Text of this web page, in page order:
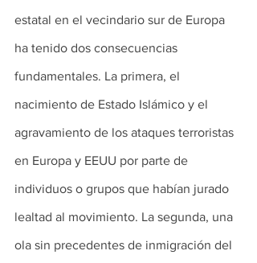
estatal en el vecindario sur de Europa
ha tenido dos consecuencias
fundamentales. La primera, el
nacimiento de Estado Islámico y el
agravamiento de los ataques terroristas
en Europa y EEUU por parte de
individuos o grupos que habían jurado
lealtad al movimiento. La segunda, una
ola sin precedentes de inmigración del